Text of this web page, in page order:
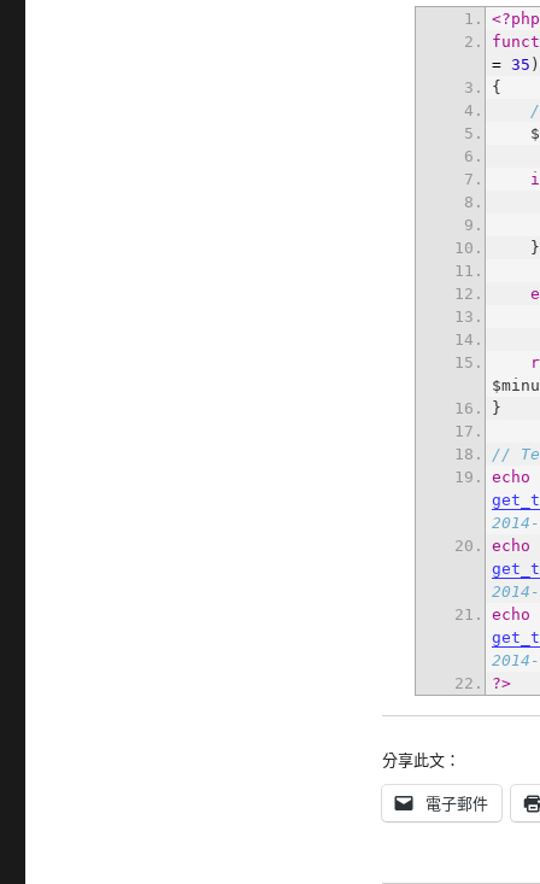
<?php
= 35
//
echo
echo
echo
?>
分享此文：
電子郵件